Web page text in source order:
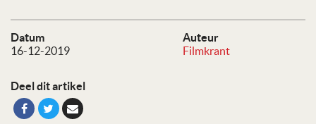
Datum
16-12-2019
Auteur
Filmkrant
Deel dit artikel